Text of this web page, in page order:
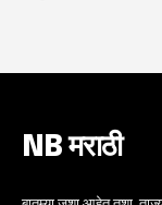
NB मराठी